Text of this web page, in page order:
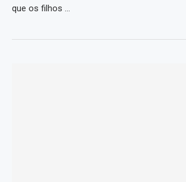
que os filhos …